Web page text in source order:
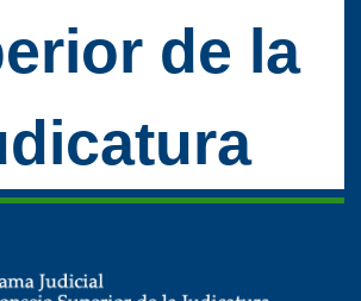
de la